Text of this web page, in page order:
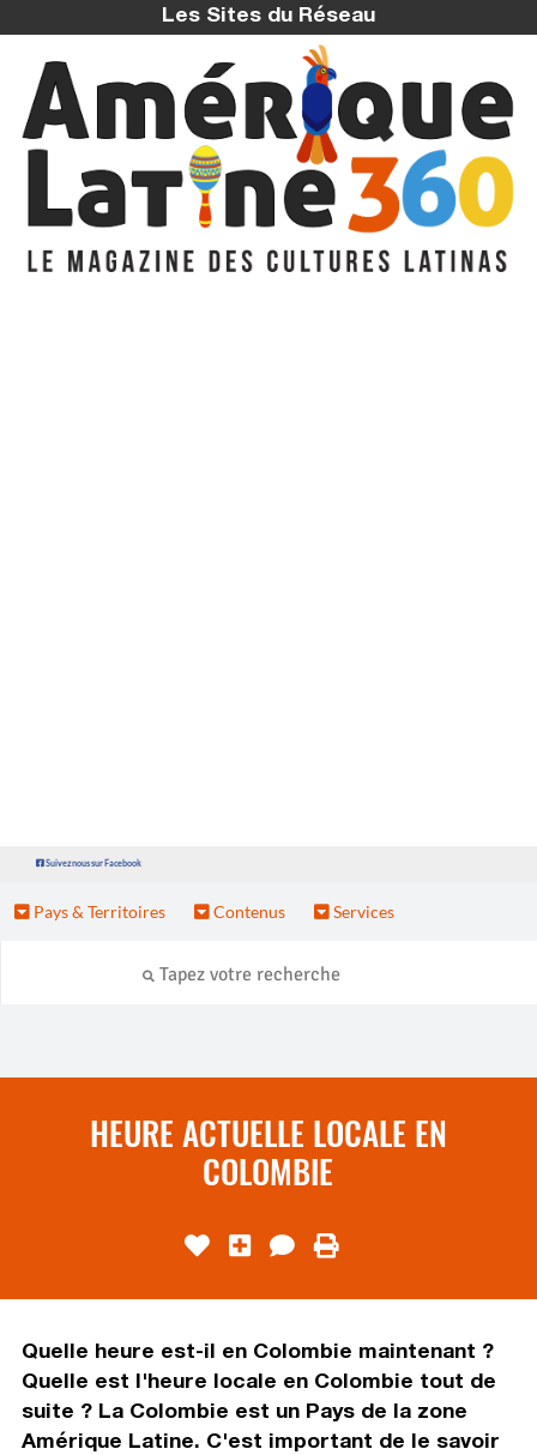
Les Sites du Réseau
Suivez nous sur Facebook
Pays & Territoires Contenus Services
HEURE ACTUELLE LOCALE EN
COLOMBIE
Quelle heure est-il en Colombie maintenant ?
Quelle est l'heure locale en Colombie tout de
suite ? La Colombie est un Pays de la zone
Amérique Latine. C'est important de le savoir